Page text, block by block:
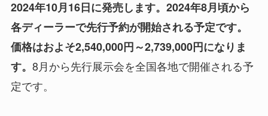
2024年10月16日に発売します。2024年8月頃から
各ディーラーで先行予約が開始される予定です。
価格はおよそ2,540,000円～2,739,000円になりま
す。 8月から先行展示会を全国各地で開催される予
定です。